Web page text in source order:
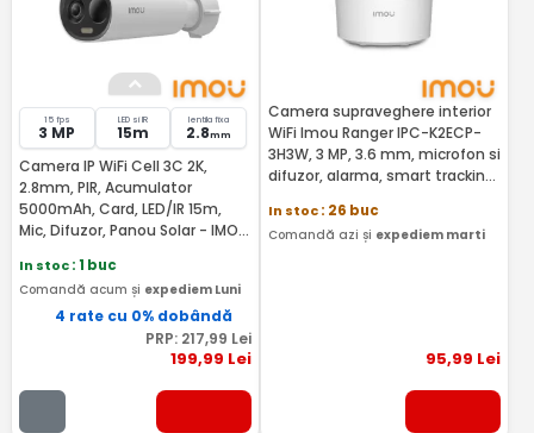
15 fps
3 MP
LED si IR
15m
lentila fixa
2.8mm
Camera IP WiFi Cell 3C 2K,
2.8mm, PIR, Acumulator
5000mAh, Card, LED/IR 15m,
Mic, Difuzor, Panou Solar - IMOU
In stoc: 1 buc
Comandă acum și expediem Luni
4 rate cu 0% dobândă
PRP: 217,99 Lei
199,99 Lei
Camera supraveghere interior
WiFi Imou Ranger IPC-K2ECP-
3H3W, 3 MP, 3.6 mm, microfon si
difuzor, alarma, smart tracking,
In stoc: 26 buc
Comandă azi și expediem marti
95,99 Lei